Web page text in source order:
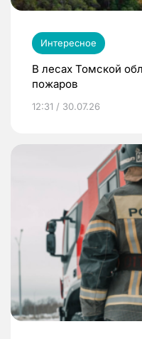
Интересное
В лесах Томской
пожаров
12:31 / 30.07.26